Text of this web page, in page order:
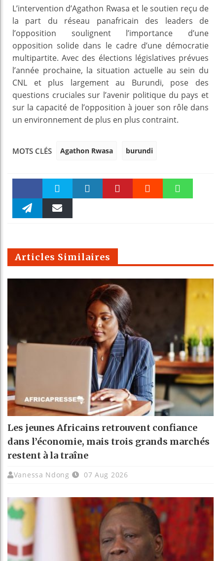
L’intervention d’Agathon Rwasa et le soutien reçu de
la part du réseau panafricain des leaders de
l’opposition soulignent l’importance d’une
opposition solide dans le cadre d’une démocratie
multipartite. Avec des élections législatives prévues
l’année prochaine, la situation actuelle au sein du
CNL et plus largement au Burundi, pose des
questions cruciales sur l’avenir politique du pays et
sur la capacité de l’opposition à jouer son rôle dans
un environnement de plus en plus contraint.
MOTS CLÉS Agathon Rwasa burundi
Faceboo Twitter
m
Articles Similaires
Les jeunes Africains retrouvent confiance
dans l’économie, mais trois grands marchés
restent à la traîne
Vanessa Ndong 07 Aug 2026